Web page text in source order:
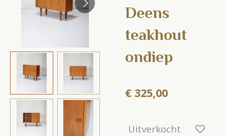
Deens
teakhout
ondiep
€ 325,00
Uitverkocht